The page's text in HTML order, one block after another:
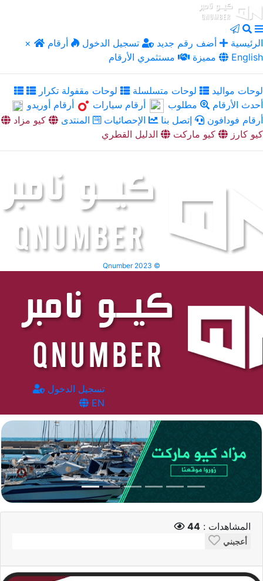
× الرئيسية أضف رقم جديد تسجيل الدخول
أرقام
مميزة
مستثمري الأرقام English
لوحات مواليد لوحات متسلسلة
لوحات مقفولة تكرار
أحدث الأرقام
مطلوب أرقام سيارات
أرقام أوريدو
أرقام فودافون
إتصل بنا الإحصائيات المنتدى
كيو مزاد
كيو كارز
كيو ماركت الدليل القطري
Qnumber 2023 ©
تسجيل الدخول
EN
المشاهدات : 44
أعجبني